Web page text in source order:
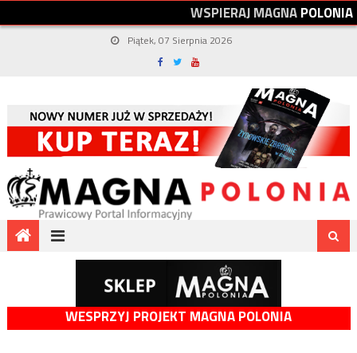
WSPIERAJMAGNAPOLONIA
Piątek, 07 Sierpnia 2026
WESPRZYJ PROJEKT MAGNA POLONIA